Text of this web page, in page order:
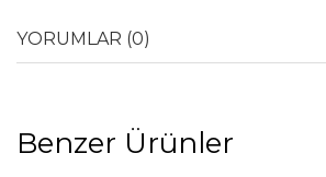
YORUMLAR (0)
Benzer Ürünler